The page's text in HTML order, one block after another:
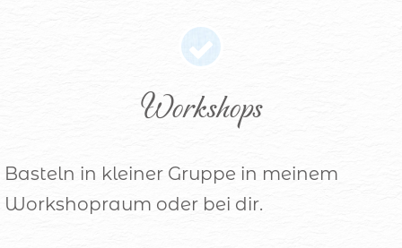
Workshops
Basteln in kleiner Gruppe in meinem
Workshopraum oder bei dir.